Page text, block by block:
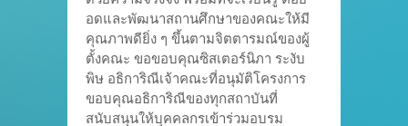
อดและพัฒนาสถานศึกษาของคณะให้มี
คุณภาพดียิ่ง ๆ ขึ้นตามจิตตารมณ์ของผู้
ตั้งคณะ ขอขอบคุณซิสเตอร์นิภา ระงับ
พิษ อธิการิณีเจ้าคณะที่อนุมัติโครงการ
ขอบคุณอธิการิณีของทุกสถาบันที่
สนับสนุนให้บุคคลกรเข้าร่วมอบรม